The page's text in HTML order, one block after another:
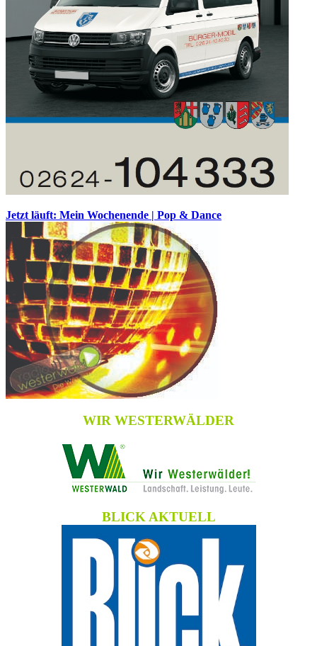
Jetzt läuft: Mein Wochenende | Pop & Dance
WIR WESTERWÄLDER
BLICK AKTUELL